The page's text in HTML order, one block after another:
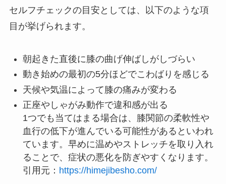
セルフチェックの目安としては、以下のような項
目が挙げられます。
朝起きた直後に膝の曲げ伸ばしがしづらい
動き始めの最初の5分ほどでこわばりを感じる
天候や気温によって膝の痛みが変わる
正座やしゃがみ動作で違和感が出る
1つでも当てはまる場合は、膝関節の柔軟性や
血行の低下が進んでいる可能性があるといわれ
ています。早めに温めやストレッチを取り入れ
ることで、症状の悪化を防ぎやすくなります。
引用元： https://himejibesho.com/